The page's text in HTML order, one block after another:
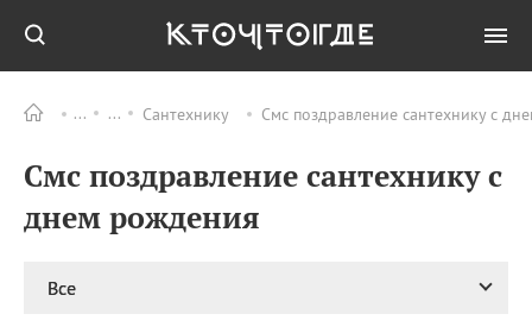
Сантехнику Смс поздравление сантехнику с
Смс поздравление сантехнику с
днем рождения
Все
ПРАЗДНИКИ Все
08.08 День «Счастье
случается» (Happiness